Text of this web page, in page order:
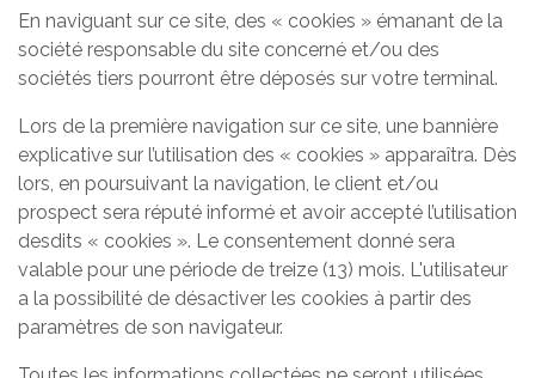
En naviguant sur ce site, des « cookies » émanant de la
société responsable du site concerné et/ou des
sociétés tiers pourront être déposés sur votre terminal.
Lors de la première navigation sur ce site, une bannière
explicative sur l’utilisation des « cookies » apparaîtra. Dès
lors, en poursuivant la navigation, le client et/ou
prospect sera réputé informé et avoir accepté l’utilisation
desdits « cookies ». Le consentement donné sera
valable pour une période de treize (13) mois. L'utilisateur
a la possibilité de désactiver les cookies à partir des
paramètres de son navigateur.